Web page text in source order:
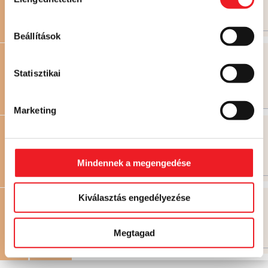
Beállítások
Statisztikai
Marketing
Mindennek a megengedése
Kiválasztás engedélyezése
Megtagad
T1 SÜTEMÉNYEK
860 FT
T2 SÜTEMÉNYEK
845 FT
850 FT